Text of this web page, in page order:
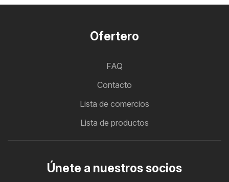
Ofertero
FAQ
Contacto
Lista de comercios
Lista de productos
Únete a nuestros socios